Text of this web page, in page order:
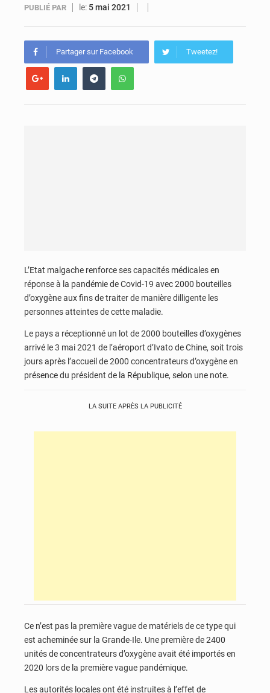
PUBLIÉ PAR le: 5 mai 2021
Partager sur Facebook Tweetez!
L’Etat malgache renforce ses capacités médicales en
réponse à la pandémie de Covid-19 avec 2000 bouteilles
d’oxygène aux fins de traiter de manière dilligente les
personnes atteintes de cette maladie.
Le pays a réceptionné un lot de 2000 bouteilles d’oxygènes
arrivé le 3 mai 2021 de l’aéroport d’Ivato de Chine, soit trois
jours après l’accueil de 2000 concentrateurs d’oxygène en
présence du président de la République, selon une note.
LA SUITE APRÈS LA PUBLICITÉ
Ce n’est pas la première vague de matériels de ce type qui
est acheminée sur la Grande-Ile. Une première de 2400
unités de concentrateurs d’oxygène avait été importés en
2020 lors de la première vague pandémique.
Les autorités locales ont été instruites à l’effet de